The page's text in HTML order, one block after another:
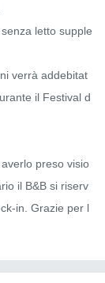
letto supple
verrà addebitat
il Festival d
preso visio
il B&B si riserv
in. Grazie per l